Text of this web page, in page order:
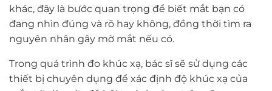
khác, đây là bước quan trọng để biết mắt bạn có
đang nhìn đúng và rõ hay không, đồng thời tìm ra
nguyên nhân gây mờ mắt nếu có.
Trong quá trình đo khúc xạ, bác sĩ sẽ sử dụng các
thiết bị chuyên dụng để xác định độ khúc xạ của